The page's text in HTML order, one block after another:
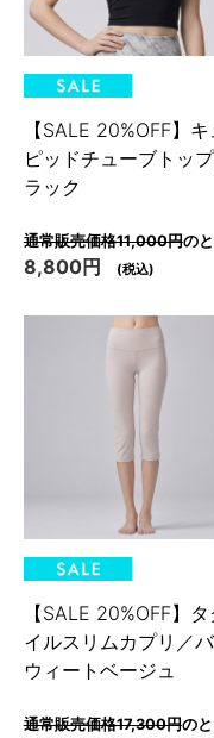
【SALE 20%OFF】
ピッドチューブトッ
ラック
通常販売価格11,000円の
8,800円 (税込)
【SALE 20%OFF】タ
イルスリムカプリ／
ウィートベージュ
通常販売価格17,300円の